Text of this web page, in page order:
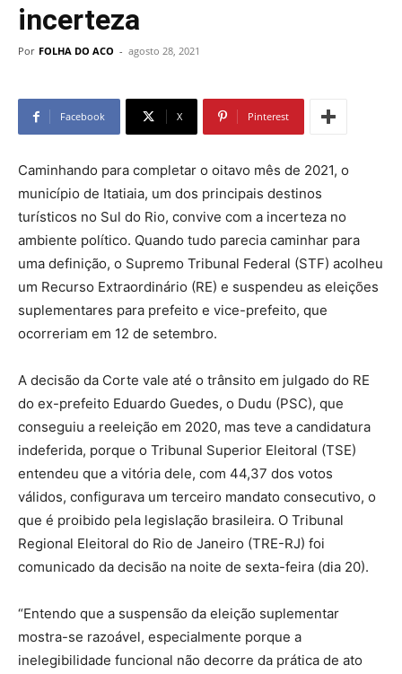
incerteza
Por FOLHA DO ACO - agosto 28, 2021
Facebook X Pinterest
Caminhando para completar o oitavo mês de 2021, o
município de Itatiaia, um dos principais destinos
turísticos no Sul do Rio, convive com a incerteza no
ambiente político. Quando tudo parecia caminhar para
uma definição, o Supremo Tribunal Federal (STF) acolheu
um Recurso Extraordinário (RE) e suspendeu as eleições
suplementares para prefeito e vice-prefeito, que
ocorreriam em 12 de setembro.
A decisão da Corte vale até o trânsito em julgado do RE
do ex-prefeito Eduardo Guedes, o Dudu (PSC), que
conseguiu a reeleição em 2020, mas teve a candidatura
indeferida, porque o Tribunal Superior Eleitoral (TSE)
entendeu que a vitória dele, com 44,37 dos votos
válidos, configurava um terceiro mandato consecutivo, o
que é proibido pela legislação brasileira. O Tribunal
Regional Eleitoral do Rio de Janeiro (TRE-RJ) foi
comunicado da decisão na noite de sexta-feira (dia 20).
“Entendo que a suspensão da eleição suplementar
mostra-se razoável, especialmente porque a
inelegibilidade funcional não decorre da prática de ato